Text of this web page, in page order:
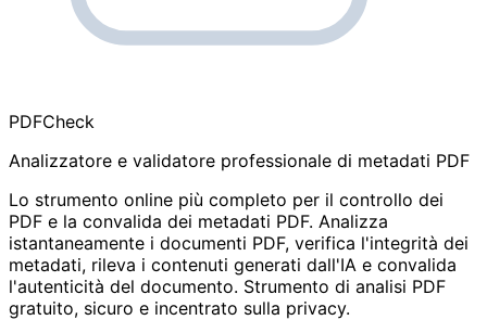
PDFCheck
Analizzatore e validatore professionale di metadati PDF
Lo strumento online più completo per il controllo dei
PDF e la convalida dei metadati PDF. Analizza
istantaneamente i documenti PDF, verifica l'integrità dei
metadati, rileva i contenuti generati dall'IA e convalida
l'autenticità del documento. Strumento di analisi PDF
gratuito, sicuro e incentrato sulla privacy.